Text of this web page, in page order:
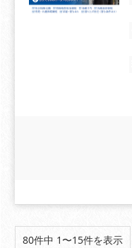
80件中 1〜15件を表示